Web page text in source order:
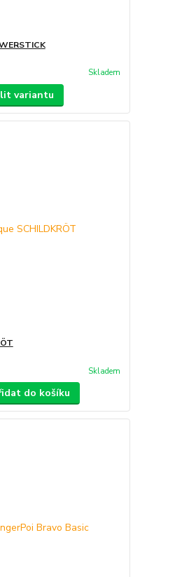
Skladem
variantu
Skladem
do košíku